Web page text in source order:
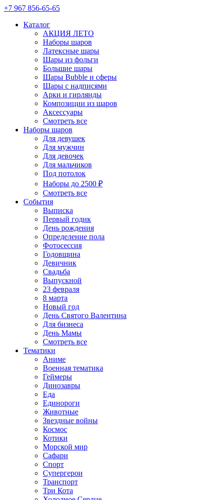
+7 967 856-65-65
Каталог
АКЦИЯ ЛЕТО
Наборы шаров
Латексные шары
Шары из фольги
Большие шары
Шары Bubble и сферы
Шары с надписями
Арки и гирлянды
Композиции из шаров
Аксессуары
Смотреть все
Наборы шаров
Для девушек
Для мужчин
Для девочек
Для мальчиков
Под потолок
Наборы до 2500 ₽
Смотреть все
События
Выписка
Первый годик
День рождения
Определение пола
Фотосессия
Годовщина
Девичник
Свадьба
Выпускной
23 февраля
8 марта
Новый год
День Святого Валентина
Для бизнеса
День Мамы
Смотреть все
Тематики
Аниме
Военная тематика
Геймеры
Динозавры
Еда
Единороги
Животные
Звездные войны
Космос
Котики
Морской мир
Сафари
Спорт
Супергерои
Транспорт
Три Кота